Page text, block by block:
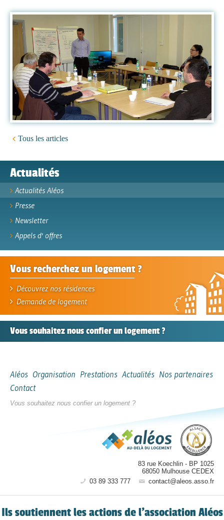
Tous les articles
Actualités
Actualités Aléos
Presse
Newsletter
Appels d' offres
Vous recherchez un logement ?
Découvrez nos résidences
Demande de logement
Vous souhaitez nous confierun logement ?
Aléos Organisation Prestations Actualités Nos partenaires
Contact
Vous souhaitez nous confier un logement ?
83 rue Koechlin - BP 1025
68050 Mulhouse CEDEX
03 89 333 777
contact@aleos.asso.fr
Ils soutiennent les actions de l’association Aléos